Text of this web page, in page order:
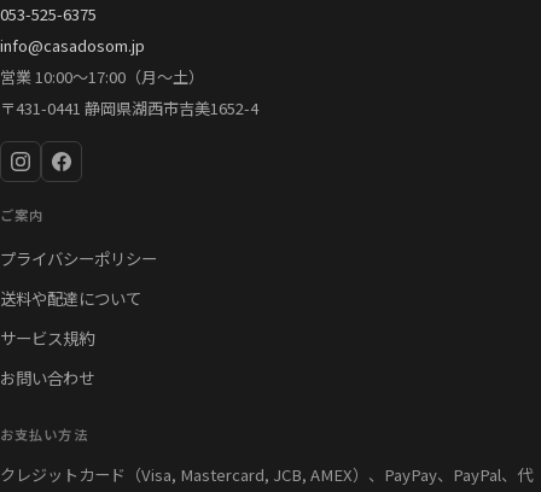
で
し
た。
す。
053-525-6375
info@casadosom.jp
営業 10:00〜17:00（月〜土）
〒431-0441 静岡県湖西市吉美1652-4
ご案内
プライバシーポリシー
送料や配達について
サービス規約
お問い合わせ
お支払い方法
クレジットカード（Visa, Mastercard, JCB, AMEX）、PayPay、PayPal、代